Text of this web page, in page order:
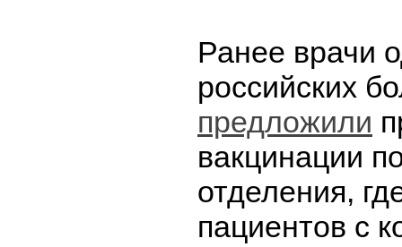
Ранее врачи
российских
предложили
вакцинации
отделения,
пациентов с